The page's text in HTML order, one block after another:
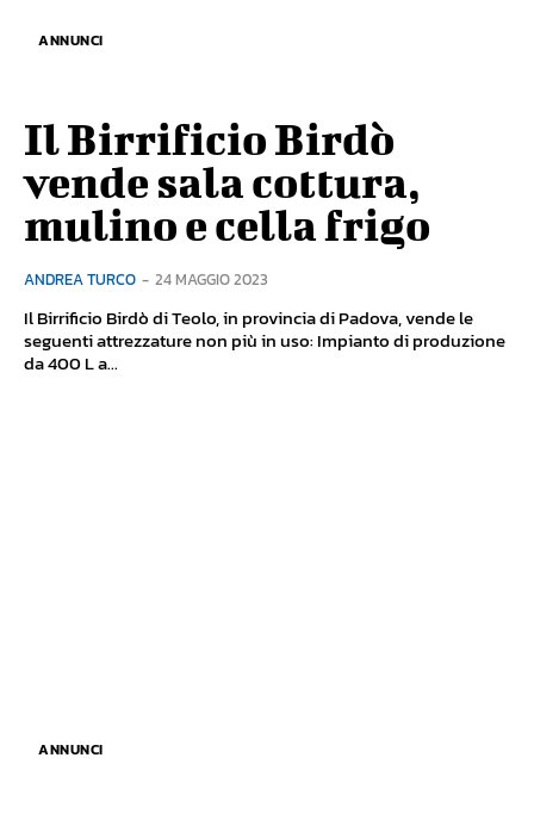
ANNUNCI
Il Birrificio Birdò
vende sala cottura,
mulino e cella frigo
ANDREA TURCO - 24 MAGGIO 2023
Il Birrificio Birdò di Teolo, in provincia di Padova, vende le
seguenti attrezzature non più in uso: Impianto di produzione
da 400 L a...
ANNUNCI